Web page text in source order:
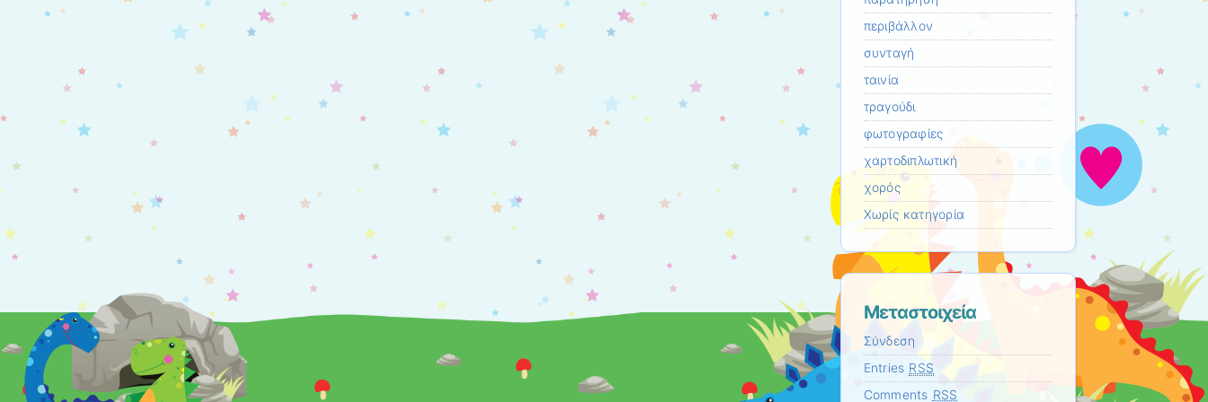
περιβάλλον
συνταγή
ταινία
τραγούδι
φωτογραφίες
χαρτοδιπλωτική
χορός
Χωρίς κατηγορία
Μεταστοιχεία
Σύνδεση
Entries RSS
Comments RSS